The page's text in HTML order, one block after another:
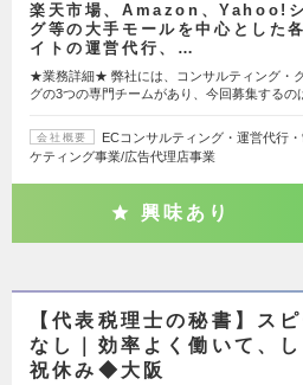
楽天市場、Amazon、Yahoo!
グ等の大手モールを中心とした
イトの運営代行、…
★業務詳細★ 弊社には、コンサルティング・
グの3つの専門チームがあり、今回募集するの
会社概要
ECコンサルティング・運営代行
ケティング事業/広告代理店事業
興味あり
【代表税理士の秘書】ス
なし｜効率よく働いて、
祝休み◆大阪